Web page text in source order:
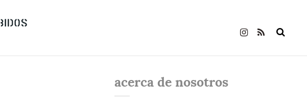
acerca de nosotros